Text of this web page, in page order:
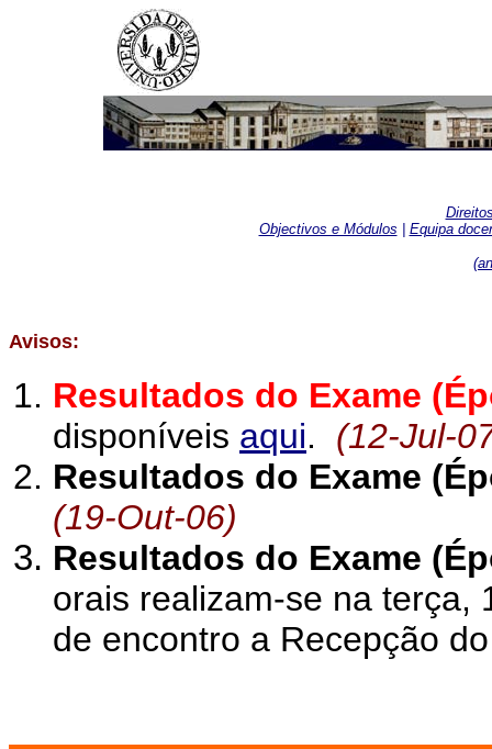
Objectivos e Módulos
Equipa
(
Avisos:
Resultados do Exame
disponíveis aqui. (12-Jul-
Resultados do Exame
(19-Out-06)
Resultados do Exame
orais realizam-se na terça,
de encontro a Recepção